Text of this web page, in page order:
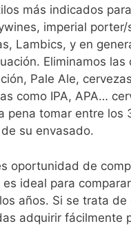
más indicados
imperial
Lambics, y en
Eliminamos las
Pale Ale,
como IPA, APA…
pena tomar entre los
su envasado.
oportunidad de
es ideal para
años. Si se trata de
adquirir fácilmente